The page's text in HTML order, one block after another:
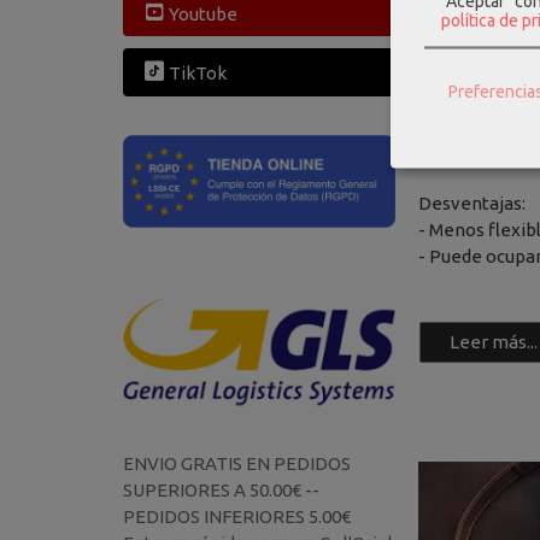
Youtube
TikTok
ENVIO GRATIS EN PEDIDOS
SUPERIORES A 50.00€ --
PEDIDOS INFERIORES 5.00€
Ideal si
- Protege
Desventajas:
- Menos
- Puede
Leer más...
política de